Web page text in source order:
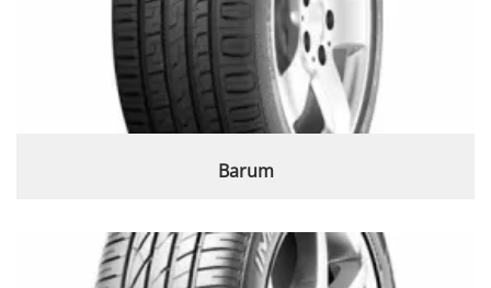
Barum